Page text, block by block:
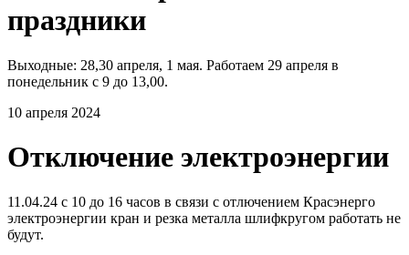
праздники
Выходные: 28,30 апреля, 1 мая. Работаем 29 апреля в
понедельник с 9 до 13,00.
10 апреля 2024
Отключение электроэнергии
11.04.24 с 10 до 16 часов в связи с отлючением Красэнерго
электроэнергии кран и резка металла шлифкругом работать не
будут.